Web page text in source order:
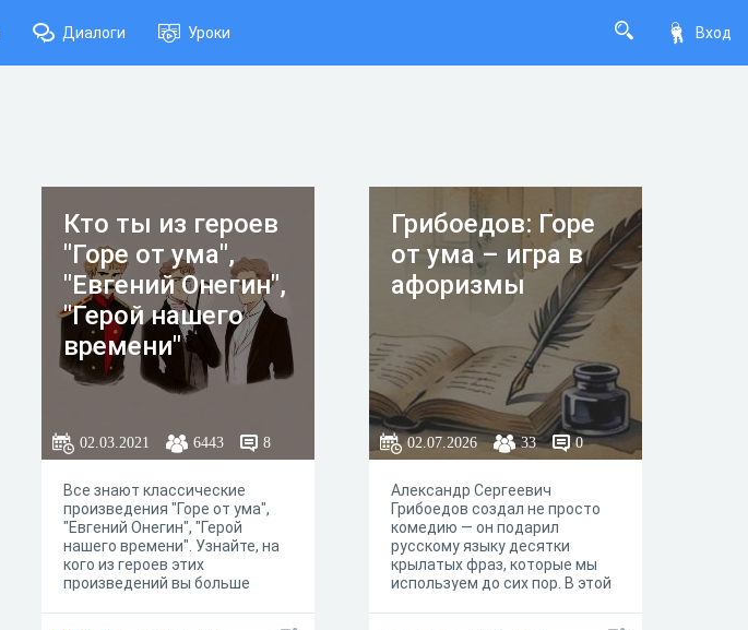
Вход
Диалоги Уроки
Кто ты из героев
"Горе от ума",
"Евгений Онегин",
"Герой нашего
времени"
02.03.2021 6443 8
Все знают классические
произведения "Горе от ума",
"Евгений Онегин", "Герой
нашего времени". Узнайте, на
кого из героев этих
произведений вы больше
Грибоедов: Горе
от ума – игра в
афоризмы
02.07.2026 33 0
Александр Сергеевич
Грибоедов создал не просто
комедию — он подарил
русскому языку десятки
крылатых фраз, которые мы
используем до сих пор. В этой